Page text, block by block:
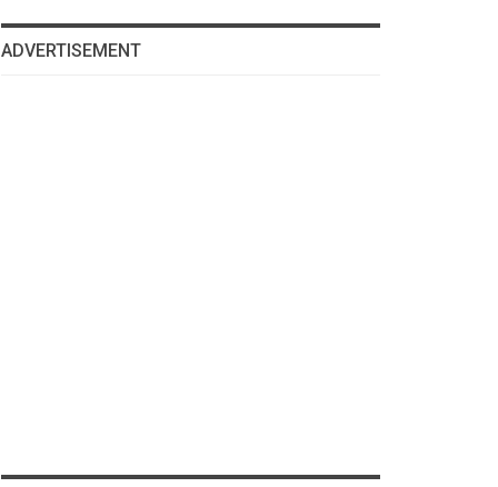
ADVERTISEMENT